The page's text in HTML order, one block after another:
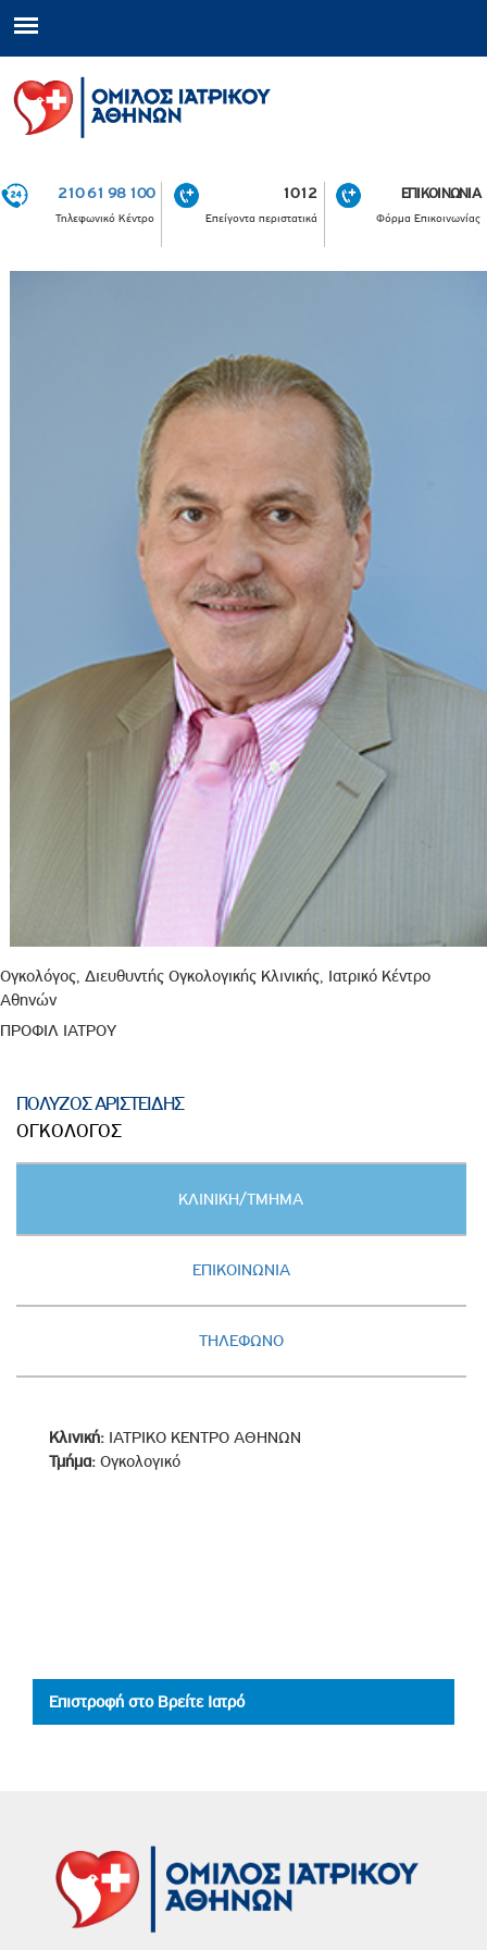
210 61 98 100
Τηλεφωνικό Κέντρο
1012
Επείγοντα περιστατικά
ΕΠΙΚΟΙΝΩΝΙΑ
Φόρμα Επικοινωνίας
Ογκολόγος, Διευθυντής Ογκολογικής Κλινικής, Ιατρικό Κέντρο
Αθηνών
ΠΡΟΦΙΛ ΙΑΤΡΟΥ
ΠΟΛΥΖΟΣ ΑΡΙΣΤΕΙΔΗΣ
ΟΓΚΟΛΟΓΟΣ
ΚΛΙΝΙΚΗ/ΤΜΗΜΑ
ΕΠΙΚΟΙΝΩΝΙΑ
ΤΗΛΕΦΩΝΟ
Κλινική: ΙΑΤΡΙΚΟ ΚΕΝΤΡΟ ΑΘΗΝΩΝ
Τμήμα: Ογκολογικό
Επιστροφή στο Βρείτε Ιατρό